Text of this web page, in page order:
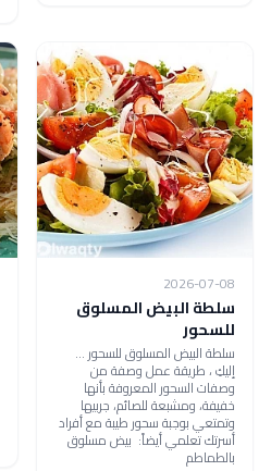
2026-07-08
سلطة البيض المسلوق
للسحور
سلطة البيض المسلوق للسحور ...
إليكِ ، طريقة عمل وصفة من
وصفات السحور المعروفة بأنها
خفيفة، ومشبعة للصائم، جربيها
وتمتعي بوجبة سحور طيبة مع أفراد
أسرتك تعلمي أيضاً: بيض مسلوق
بالطماطم